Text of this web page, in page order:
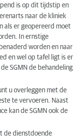
is op dit tijdstip en
naar de kliniek
als er geopereerd moet
In ernstige
worden en naar
en wel op tafel ligt is er
SGMN de behandeling
u overleggen met de
te vervoeren. Naast
kan de SGMN ook de
de dienstdoende